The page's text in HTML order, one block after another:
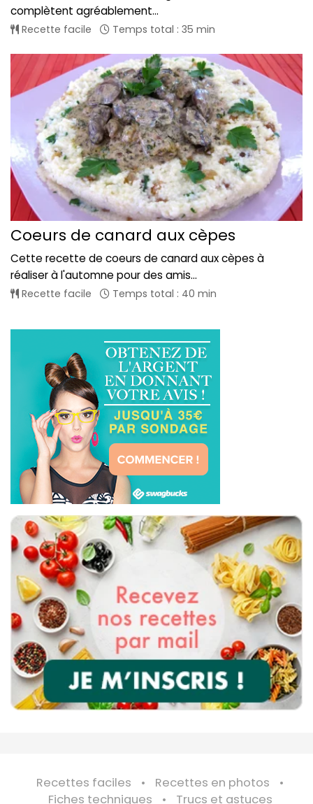
complètent agréablement...
Recette facile Temps total : 35 min
Coeurs de canard aux cèpes
Cette recette de coeurs de canard aux cèpes à
réaliser à l'automne pour des amis...
Recette facile Temps total : 40 min
Recettes faciles
Recettes en photos
Fiches techniques
Trucs et astuces